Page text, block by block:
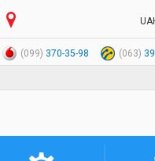
(099) 370-35-98 (063)